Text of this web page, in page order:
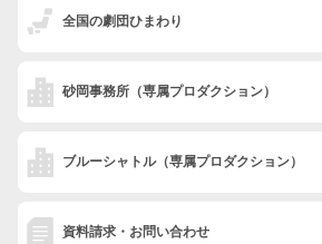
全国の劇団ひまわり
砂岡事務所 （専属プロダクション）
ブルーシャトル（専属プロダクション）
資料請求・お問い合わせ